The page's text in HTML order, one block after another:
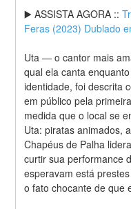
▶️ ASSISTA AGORA ::
Feras (2023) Dublado
Uta — o cantor mais
qual ela canta
identidade, foi descrita
em público pela
medida que o local se
Uta: piratas animados,
Chapéus de Palha
curtir sua performance
esperavam está
o fato chocante de que